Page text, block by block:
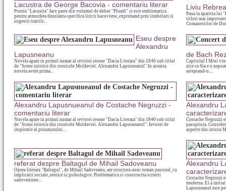
Lacustra de George Bacovia - comentariu literar
Poezia "Lacustra" face parte din volumul de debut "Plumb" si este emblematica
pentru atmosfera dezolanta specifica liricii bacoviene, exprimand prin simboluri si
sugestii trairile...
Liviu
Pana la aparitia lui
titluri mai
Comanestilor de
Eseu despre
Alexandru
Lapusneanu
Nuvela apare in primul numar al revistei iesene "Dacia Literara" din 1840 sub titlul
de "Scene istorice din cronicele Moldaviei. Alexandru Lapusneanul".In aceasta
nuvela avem prima...
de Bach
Capitolul I Mini
zice ca Sia e o
asteptand-o....
Alexandru Lapusnueanul de Costache Negruzzi -
comentariu literar
Nuvela apare in primul numar al revistei iesene "Dacia Literara" din 1840 sub titlul
de "Scene istorice din cronicele Moldaviei. Alexandru Lapusneanul". Izvorul de
inspiratie al prozatorului...
Alexandru
Costache Negruzzi
pasoptista.
aspecte din istoria
referat despre Baltagul de Mihail Sadoveanu
Opera literara "Baltagul", de Mihail Sadoveanu, are structura unui roman pastoral, cu
implicatii sociale, erotice si psihologice. Problematica si constructia scrierii
sadoveniene...
Alexandru
Costache Negruzzi
moderna. El a
Lapusneanul este